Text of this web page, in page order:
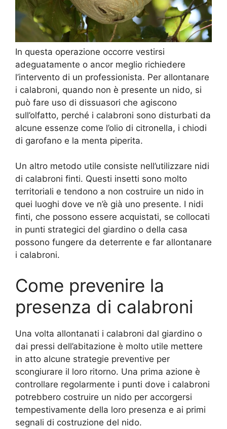
In questa operazione occorre vestirsi
adeguatamente o ancor meglio richiedere
l’intervento di un professionista. Per allontanare
i calabroni, quando non è presente un nido, si
può fare uso di dissuasori che agiscono
sull’olfatto, perché i calabroni sono disturbati da
alcune essenze come l’olio di citronella, i chiodi
di garofano e la menta piperita.
Un altro metodo utile consiste nell’utilizzare nidi
di calabroni finti. Questi insetti sono molto
territoriali e tendono a non costruire un nido in
quei luoghi dove ve n’è già uno presente. I nidi
finti, che possono essere acquistati, se collocati
in punti strategici del giardino o della casa
possono fungere da deterrente e far allontanare
i calabroni.
Come prevenire la
presenza di calabroni
Una volta allontanati i calabroni dal giardino o
dai pressi dell’abitazione è molto utile mettere
in atto alcune strategie preventive per
scongiurare il loro ritorno. Una prima azione è
controllare regolarmente i punti dove i calabroni
potrebbero costruire un nido per accorgersi
tempestivamente della loro presenza e ai primi
segnali di costruzione del nido.